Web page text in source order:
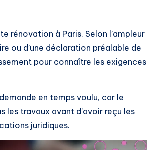
rénovation à Paris. Selon l’ampleur
ou d’une déclaration préalable de
pour connaître les exigences
en temps voulu, car le
les travaux avant d’avoir reçu les
juridiques.